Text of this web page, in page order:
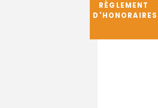
RÈGLEMENT
D'HONORAIRES